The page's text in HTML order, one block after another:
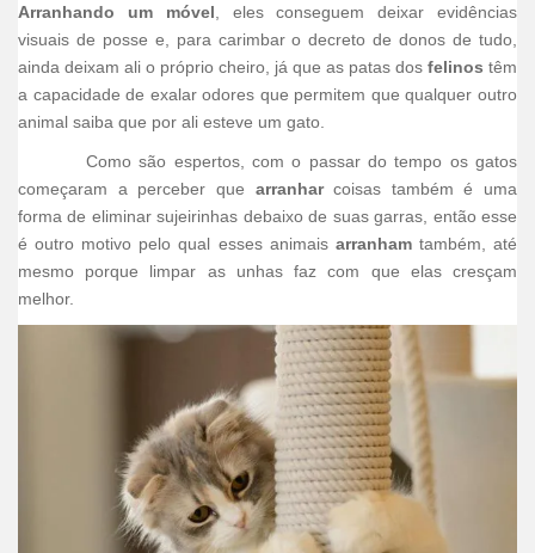
Arranhando um móvel , eles conseguem deixar evidências
visuais de posse e, para carimbar o decreto de donos de tudo,
ainda deixam ali o próprio cheiro, já que as patas dos felinos têm
a capacidade de exalar odores que permitem que qualquer outro
animal saiba que por ali esteve um gato.
Como são espertos, com o passar do tempo os gatos
começaram a perceber que arranharcoisas também é uma
forma de eliminar sujeirinhas debaixo de suas garras, então esse
é outro motivo pelo qual esses animais arranham também, até
mesmo porque limpar as unhas faz com que elas cresçam
melhor.